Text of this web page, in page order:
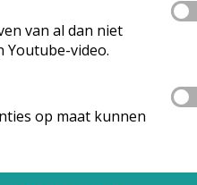
van al dan niet
Youtube-video.
op maat kunnen